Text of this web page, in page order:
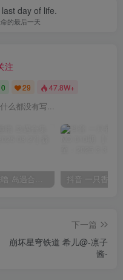
day of life.
的最后一天
注
0 29 47.8W+
么都没有写...
小宣先睡噜 岛遇合集[持续更新2025.08.27]
下一篇
崩坏星穹铁道 希儿@-凛子
酱-